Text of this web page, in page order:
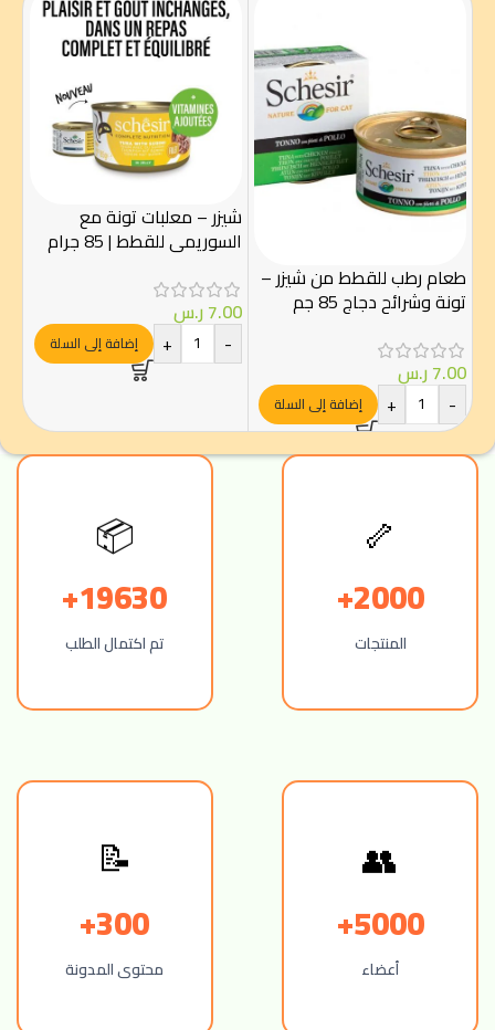
طعام رطب للقطط من شيزر –
تونة وشرائح دجاج 85 جم
7.00ر.س
-
+ إضافة إلى السلة
شيزر – معلبات تونة مع
السوريمي للقطط | 85 جرام
7.00ر.س
-
+ إضافة إلى السلة
🦴
2000+
المنتجات
📦
19630+
تم اكتمال الطلب
👥
5000+
أعضاء
📝
300+
محتوى المدونة